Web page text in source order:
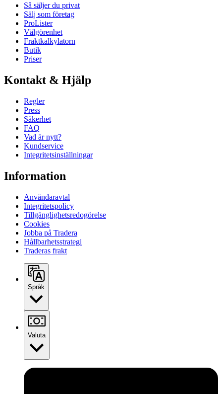
Så säljer du privat
Sälj som företag
ProLister
Välgörenhet
Fraktkalkylatorn
Butik
Priser
Kontakt & Hjälp
Regler
Press
Säkerhet
FAQ
Vad är nytt?
Kundservice
Integritetsinställningar
Information
Användaravtal
Integritetspolicy
Tillgänglighetsredogörelse
Cookies
Jobba på Tradera
Hållbarhetsstrategi
Traderas frakt
Språk
Valuta